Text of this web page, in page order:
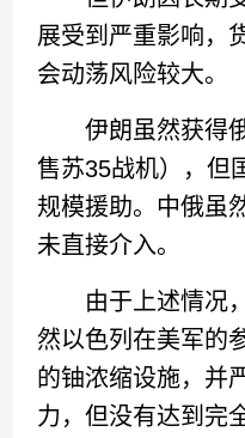
展受到严重影响，
会动荡风险较大。
伊朗虽然获得俄
售苏35战机），但
规模援助。中俄虽
未直接介入。
由于上述情况，
然以色列在美军的
的铀浓缩设施，并
力，但没有达到完